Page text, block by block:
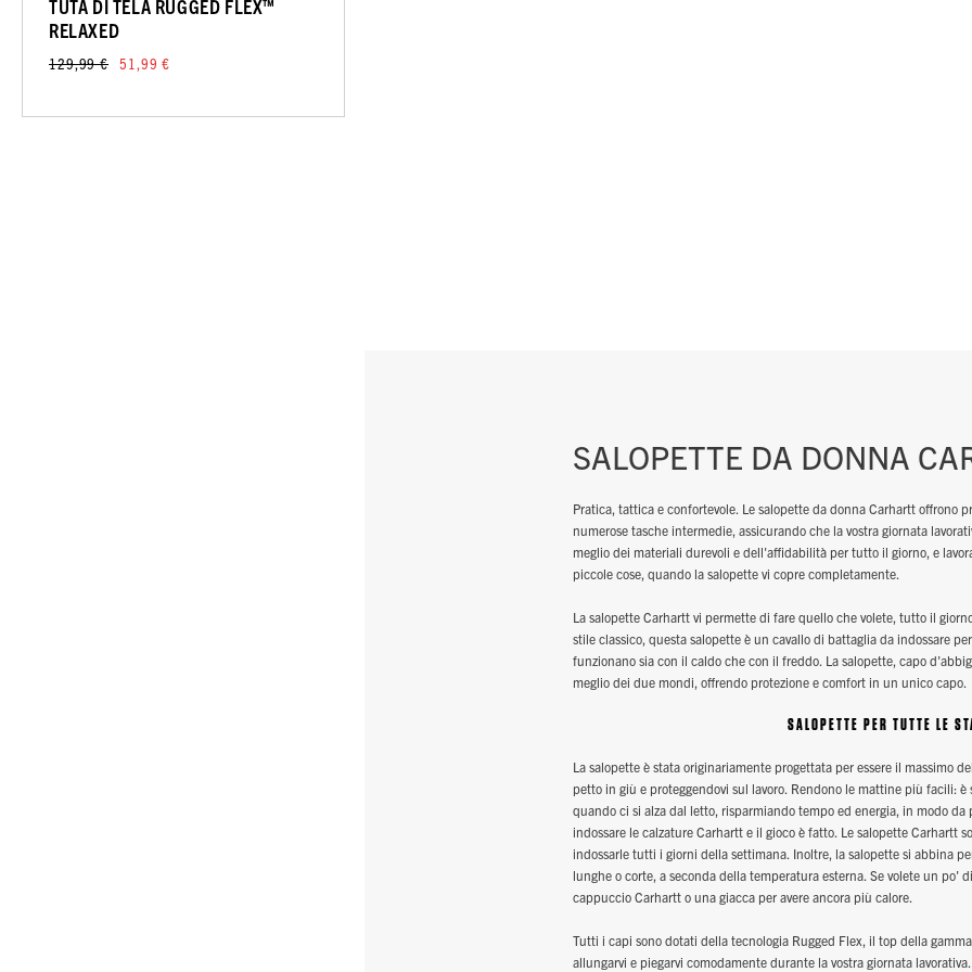
TUTA DI TELA RUGGED FLEX™
RELAXED
129,99 € 51,99 €
SALOPETTE DA DONNA
Pratica, tattica e confortevole. Le salopette da donna Carhartt offrono
numerose tasche intermedie, assicurando che la vostra giornata
meglio dei materiali durevoli e dell'affidabilità per tutto il giorno, e
piccole cose, quando la salopette vi copre completamente.
La salopette Carhartt vi permette di fare quello che volete, tutto il
stile classico, questa salopette è un cavallo di battaglia da indossare
funzionano sia con il caldo che con il freddo. La salopette, capo
meglio dei due mondi, offrendo protezione e comfort in un unico capo.
SALOPETTE PER TUTTE LE
La salopette è stata originariamente progettata per essere il massimo
petto in giù e proteggendovi sul lavoro. Rendono le mattine più facili:
quando ci si alza dal letto, risparmiando tempo ed energia, in modo da
indossare le calzature Carhartt e il gioco è fatto. Le salopette Carhartt
indossarle tutti i giorni della settimana. Inoltre, la salopette si abbina
lunghe o corte, a seconda della temperatura esterna. Se volete un po'
cappuccio Carhartt o una giacca per avere ancora più calore.
Tutti i capi sono dotati della tecnologia Rugged Flex, il top della
allungarvi e piegarvi comodamente durante la vostra giornata